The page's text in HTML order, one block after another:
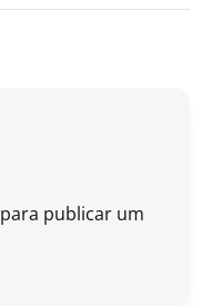
para publicar um